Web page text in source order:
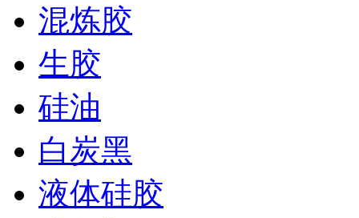
混炼胶
生胶
硅油
白炭黑
液体硅胶